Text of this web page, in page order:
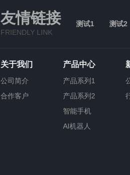
友情链接
FRIENDLY LINK
测试1 测试2
关于我们
公司简介
合作客户
产品中心
产品系列1
产品系列2
智能手机
AI机器人